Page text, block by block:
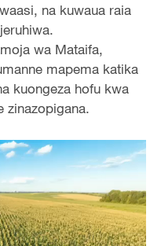
na kuwaua raia
wa Mataifa,
mapema katika
kuongeza hofu kwa
zinazopigana.